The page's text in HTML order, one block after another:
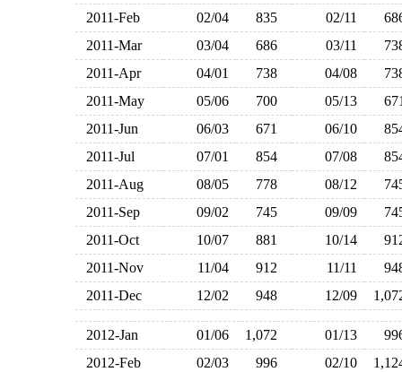
2011-Feb
02/04 835 02/11
2011-Mar
03/04 686 03/11
2011-Apr
04/01 738 04/08
2011-May
05/06 700 05/13
2011-Jun
06/03 671 06/10
2011-Jul
07/01 854 07/08
2011-Aug
08/05 778 08/12
2011-Sep
09/02 745 09/09
2011-Oct
10/07 881 10/14
2011-Nov
11/04 912 11/11
2011-Dec
12/02 948 12/09
2012-Jan 01/06 1,072 01/13
2012-Feb
02/03 996 02/10